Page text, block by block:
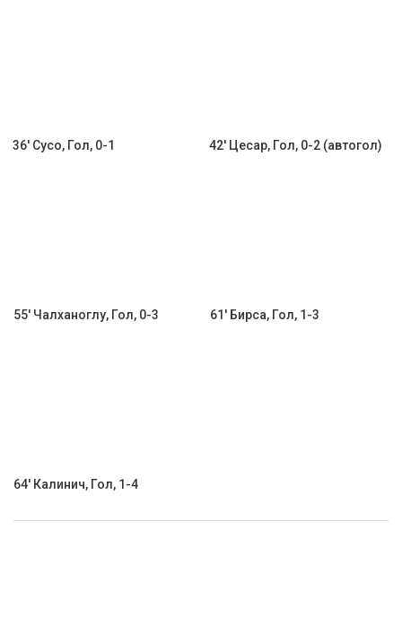
36' Сусо, Гол, 0-1 42' Цесар, Гол, 0-2 (автогол)
55' Чалханоглу, Гол, 0-3 61' Бирса, Гол, 1-3
64' Калинич, Гол, 1-4